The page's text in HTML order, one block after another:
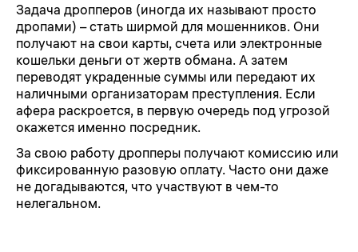
Задача дропперов (иногда их называют просто
дропами) – стать ширмой для мошенников. Они
получают на свои карты, счета или электронные
кошельки деньги от жертв обмана. А затем
переводят украденные суммы или передают их
наличными организаторам преступления. Если
афера раскроется, в первую очередь под угрозой
окажется именно посредник.
За свою работу дропперы получают комиссию или
фиксированную разовую оплату. Часто они даже
не догадываются, что участвуют в чем-то
нелегальном.